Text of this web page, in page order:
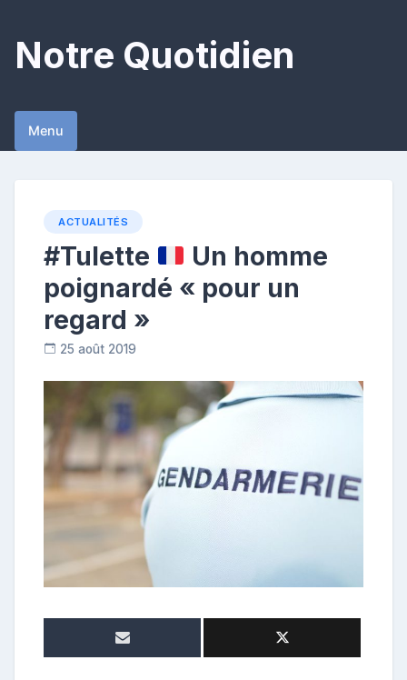
content
Notre Quotidien
Menu
ACTUALITÉS
#Tulette
Un homme
poignardé « pour un
regard »
25 août 2019
o
e